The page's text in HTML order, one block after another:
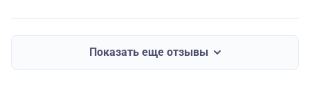
Показать еще отзывы